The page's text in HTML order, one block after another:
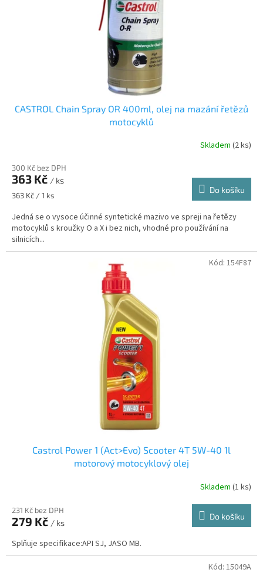
CASTROL Chain Spray OR 400ml, olej na mazání řetězů
motocyklů
Skladem (2 ks)
300 Kč bez DPH
363 Kč / ks
Měrná
363 Kč / 1 ks
Do košíku
Jedná se o vysoce účinné syntetické mazivo ve spreji na řetězy
motocyklů s kroužky O a X i bez nich, vhodné pro používání na
silnicích...
Castrol Power 1 (Act>Evo) Scooter 4T 5W-40 1l
motorový motocyklový olej
Skladem (1 ks)
231 Kč bez DPH
279 Kč / ks
Do košíku
Splňuje specifikace:API SJ, JASO MB.
Kód: 154F87
Kód: 15049A